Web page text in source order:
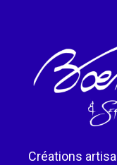
Créations